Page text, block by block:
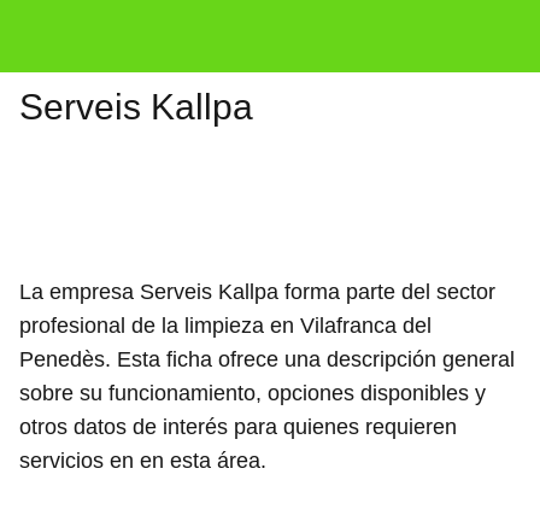
Serveis Kallpa
La empresa Serveis Kallpa forma parte del sector
profesional de la limpieza en Vilafranca del
Penedès. Esta ficha ofrece una descripción general
sobre su funcionamiento, opciones disponibles y
otros datos de interés para quienes requieren
servicios en en esta área.